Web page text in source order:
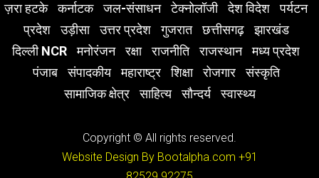
ज़रा हटके
कर्नाटक जल-संसाधन टेक्नोलॉजी देश विदेश
पर्यटन
प्रदेश
उड़ीसा उत्तर प्रदेश गुजरात छत्तीसगढ़
झारखंड
दिल्ली NCR
मनोरंजन रक्षा राजनीति राजस्थान
मध्य प्रदेश
पंजाब
संपादकीय महाराष्ट्र शिक्षा रोजगार
संस्कृति
सामाजिक क्षेत्र
साहित्य सौन्दर्य स्वास्थ्य
Copyright © All rights reserved.
Website Design By Bootalpha.com +91